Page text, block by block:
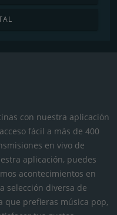
con nuestra aplicación
fácil a más de 400
en vivo de
aplicación, puedes
acontecimientos en
selección diversa de
que prefieras música pop,